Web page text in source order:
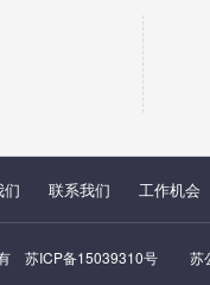
们 联系我们 工作机会
苏ICP备15039310号 苏